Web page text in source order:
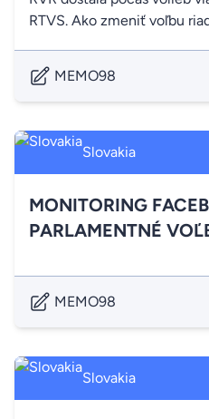
RTVS. Ako zmeniť voľbu
MEMO98
Slovakia
MONITORING
PARLAMENTNÉ
MEMO98
Slovakia